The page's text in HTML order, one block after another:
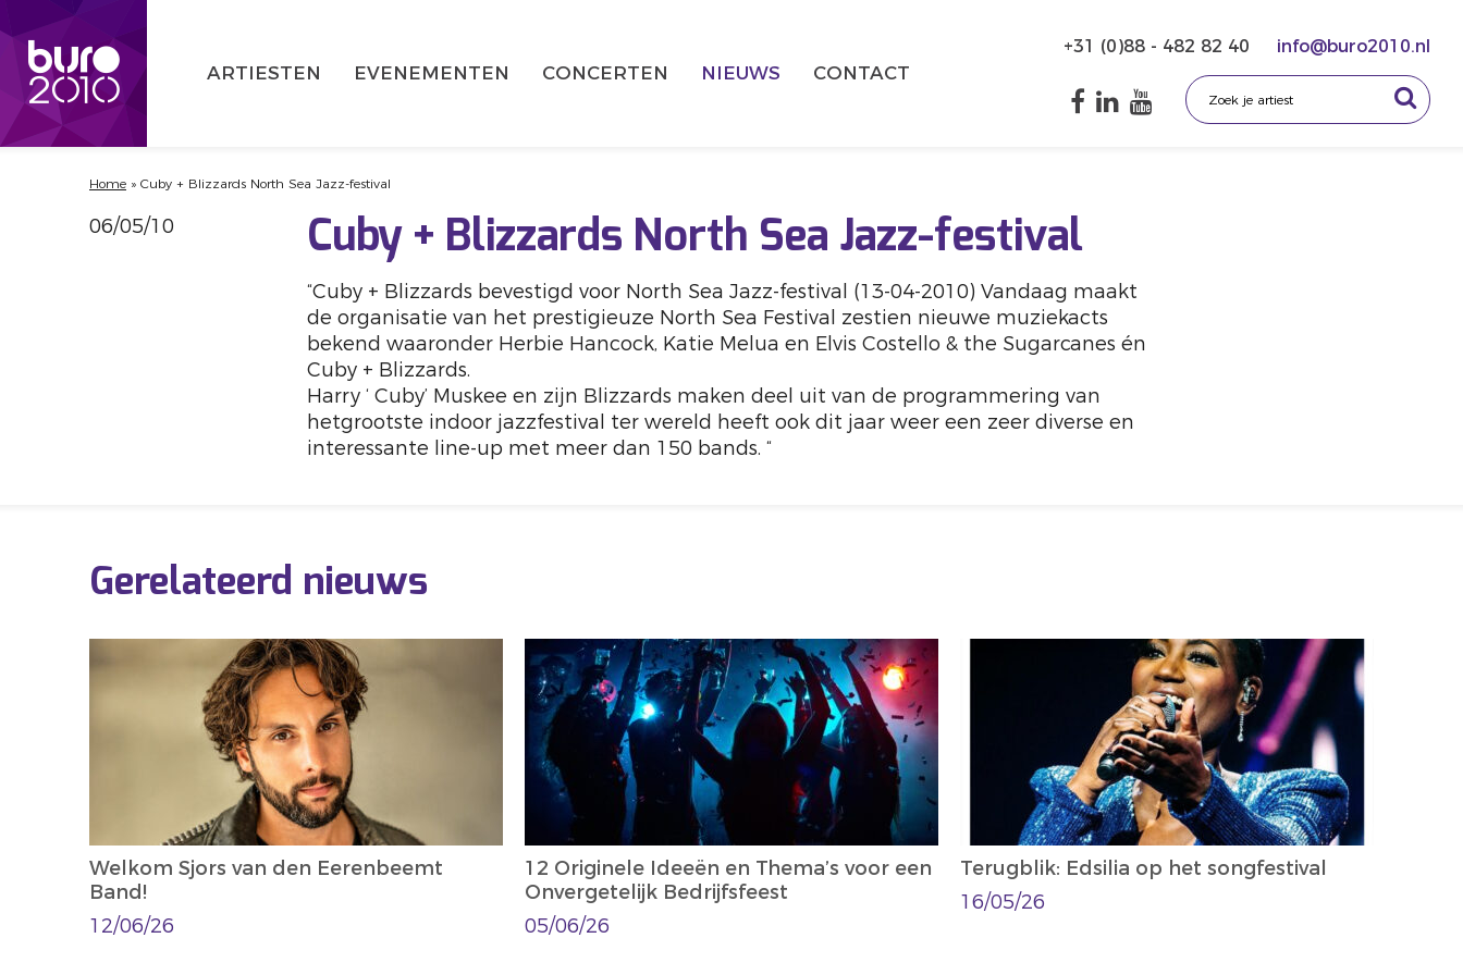
ARTIESTEN EVENEMENTEN CONCERTEN NIEUWS CONTACT
+31 (0)88 - 482 82 40 info@buro2010.nl
Home » Cuby + Blizzards North Sea Jazz-festival
06/05/10 Cuby + Blizzards North Sea Jazz-festival
“Cuby + Blizzards bevestigd voor North Sea Jazz-festival (13-04-2010) Vandaag maakt
de organisatie van het prestigieuze North Sea Festival zestien nieuwe muziekacts
bekend waaronder Herbie Hancock, Katie Melua en Elvis Costello & the Sugarcanes én
Cuby + Blizzards.
Harry ‘ Cuby’ Muskee en zijn Blizzards maken deel uit van de programmering van
hetgrootste indoor jazzfestival ter wereld heeft ook dit jaar weer een zeer diverse en
interessante line-up met meer dan 150 bands. “
Gerelateerd nieuws
Welkom Sjors van den Eerenbeemt
Band!
12/06/26
12 Originele Ideeën en Thema’s voor een
Onvergetelijk Bedrijfsfeest
05/06/26
Terugblik: Edsilia op het songfestival
16/05/26